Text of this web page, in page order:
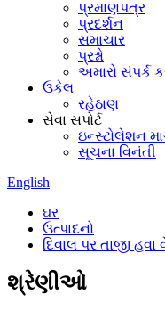
પ્રમાણપત્ર
પ્રદર્શન
સમાચાર
પ્રશ્નો
અમારો સંપર્ક
ઉકેલ
રહેઠાણ
સેવા સપોર્ટ
ઇન્સ્ટોલેશન
સૂચના વિનંતી
English
ઘર
ઉત્પાદનો
દિવાલ પર તાજી
શ્રેણીઓ